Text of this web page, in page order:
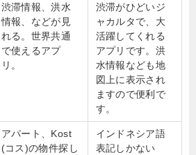
渋滞情報、洪水
情報、などが見
れる。世界共通
で使えるアプ
リ。
渋滞がひどいジ
ャカルタで、大
活躍してくれる
アプリです。洪
水情報なども地
図上に表示され
ますので便利で
す。
アパート、Kost
(コス)の物件探し
インドネシア語
表記しかない